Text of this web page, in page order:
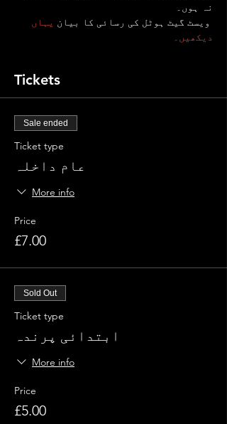
نہ ہوں۔
یہاں
دیکھیں۔
Tickets
Sale ended
Ticket type
عام داخلہ
More info
Price
£7.00
Sold Out
Ticket type
ابتدائی پرندہ
More info
Price
£5.00